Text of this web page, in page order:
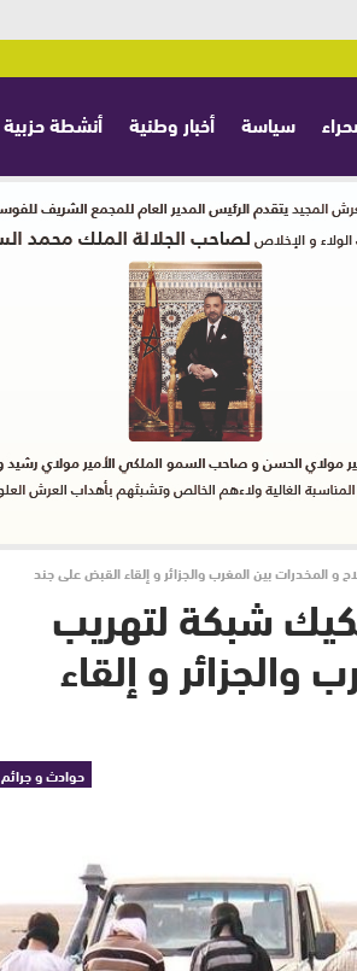
سياسة أخبار وطنية أنشطة حزبية
بين المغرب والجزائر و إلقاء القبض على جند
شبكة لتهريب
والجزائر و إلقاء
حوادث و جرائم